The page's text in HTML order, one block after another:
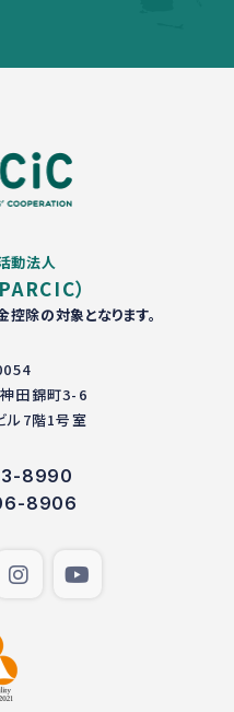
動法人
）
除の対象となります。
田錦町3-6
ル7階1号室
8990
8906